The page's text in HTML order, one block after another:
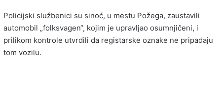
Policijski službenici su sinoć, u mestu Požega, zaustavili
automobil „folksvagen“, kojim je upravljao osumnjičeni, i
prilikom kontrole utvrdili da registarske oznake ne pripadaju
tom vozilu.